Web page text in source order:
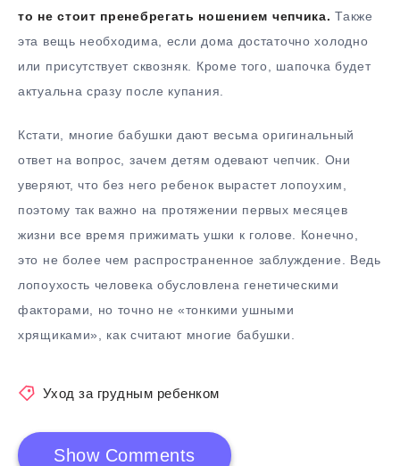
то не стоит пренебрегать ношением чепчика. Также
эта вещь необходима, если дома достаточно холодно
или присутствует сквозняк. Кроме того, шапочка будет
актуальна сразу после купания.
Кстати, многие бабушки дают весьма оригинальный
ответ на вопрос, зачем детям одевают чепчик. Они
уверяют, что без него ребенок вырастет лопоухим,
поэтому так важно на протяжении первых месяцев
жизни все время прижимать ушки к голове. Конечно,
это не более чем распространенное заблуждение. Ведь
лопоухость человека обусловлена генетическими
факторами, но точно не «тонкими ушными
хрящиками», как считают многие бабушки.
Уход за грудным ребенком
Show Comments